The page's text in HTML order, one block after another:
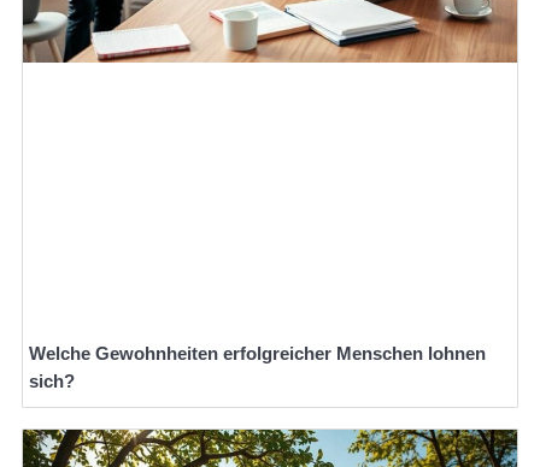
Welche Gewohnheiten erfolgreicher Menschen lohnen
sich?